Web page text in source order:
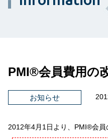
PMI®会員費用の
お知らせ
2012年4月1日より、PMI®会員